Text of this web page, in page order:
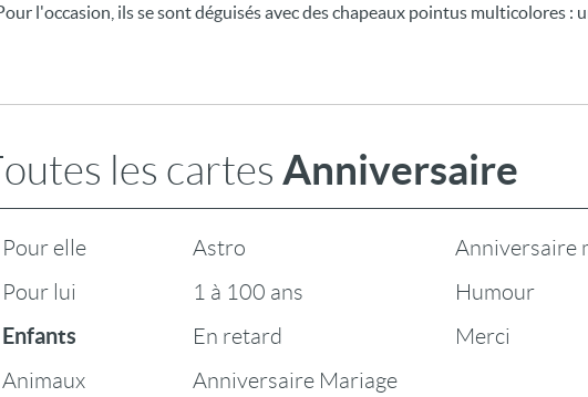
l'occasion, ils se sont déguisés avec des chapeaux pointus multicolores :
les cartes Anniversaire
Pour elle
Pour lui
Enfants
Animaux
Astro
1 à 100 ans
En retard
Anniversaire Mariage
Anniversaire
Humour
Merci